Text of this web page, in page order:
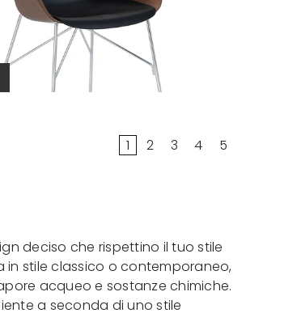
1 2 3 4 5
deciso che rispettino il tuo stile
in stile classico o contemporaneo,
acqueo e sostanze chimiche.
a seconda di uno stile